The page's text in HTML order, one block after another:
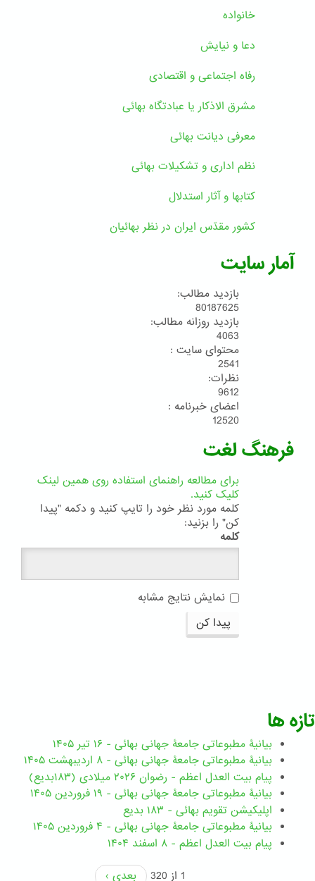
خانواده
دعا و نیایش
رفاه اجتماعی و اقتصادی
مشرق الاذکار یا عبادتگاه بهائی
معرفی دیانت بهائی
نظم اداری و تشکیلات بهائی
کتابها و آثار استدلال
کشور مقدّس ایران در نظر بهائیان
آمار سایت
بازدید مطالب:
80187625
بازدید روزانه مطالب:
4063
محتوای سایت :
2541
نظرات:
9612
اعضای خبرنامه :
12520
فرهنگ لغت
برای مطالعه راهنمای استفاده روی همین لینک
کلیک کنید.
کلمه مورد نظر خود را تایپ کنید و دکمه "پیدا
کن" را بزنید:
کلمه
نمایش نتایج مشابه
پیدا کن
تازه ها
بیانیۀ مطبوعاتی جامعۀ جهانی بهائی - ۱۶ تیر ۱۴۰۵
بیانیۀ مطبوعاتی جامعۀ جهانی بهائی - ۸ اردیبهشت ۱۴۰۵
پیام بیت العدل اعظم - رضوان ۲۰۲۶ میلادی (۱۸۳بدیع)
بیانیۀ مطبوعاتی جامعۀ جهانی بهائی - ۱۹ فروردین ۱۴۰۵
اپلیکیشن تقویم بهائی - ۱۸۳ بدیع
بیانیۀ مطبوعاتی جامعۀ جهانی بهائی - ۴ فروردین ۱۴۰۵
پیام بیت العدل اعظم - ۸ اسفند ۱۴۰۴
1 از 320
بعدی ›